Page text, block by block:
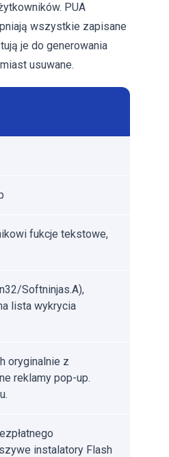
PUA
wszystkie zapisane
je do generowania
usuwane.
fukcje tekstowe,
Softninjas.A),
lista wykrycia
oryginalnie z
reklamy pop-up.
instalatory Flash